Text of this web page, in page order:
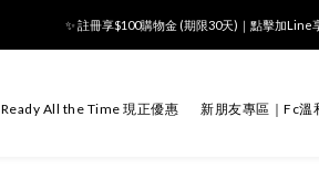
Ready All the Time👜滿額贈m̄ 沒腦視力檢查袋🎁登
✨ 註冊享$100購物金 (期限30天)｜點擊加Line
Ready All the Time 現正優惠 新朋友專區｜Fc溫